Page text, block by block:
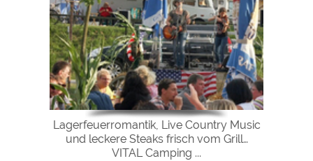
Lagerfeuerromantik, Live Country Music
und leckere Steaks frisch vom Grill…
VITAL Camping ...